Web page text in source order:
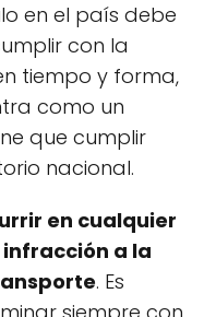
en el país debe
con la
tiempo y forma,
como un
que cumplir
nacional.
en cualquier
a la
. Es